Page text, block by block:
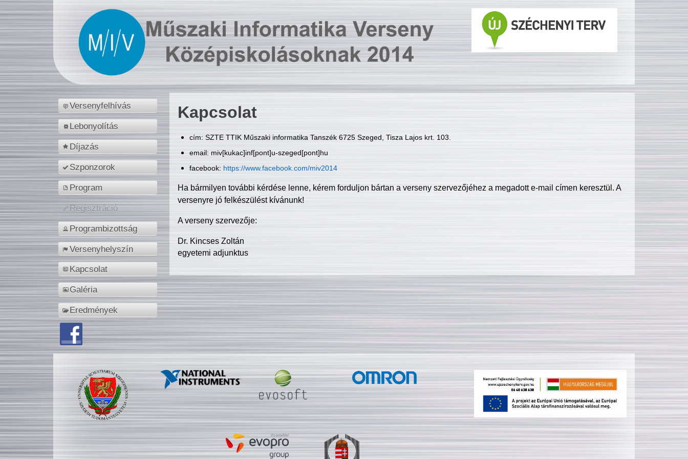
Versenyfelhívás
Lebonyolítás
Díjazás
Szponzorok
Program
Regisztráció
Programbizottság
Versenyhelyszín
Kapcsolat
Galéria
Eredmények
Kapcsolat
cím: SZTE TTIK Műszaki informatika Tanszék 6725 Szeged, Tisza Lajos krt. 103.
email: miv[kukac]inf[pont]u-szeged[pont]hu
facebook: https://www.facebook.com/miv2014
Ha bármilyen további kérdése lenne, kérem forduljon bártan a verseny szervezőjéhez a megadott e-mail címen keresztül. A
versenyre jó felkészülést kívánunk!
A verseny szervezője:
Dr. Kincses Zoltán
egyetemi adjunktus